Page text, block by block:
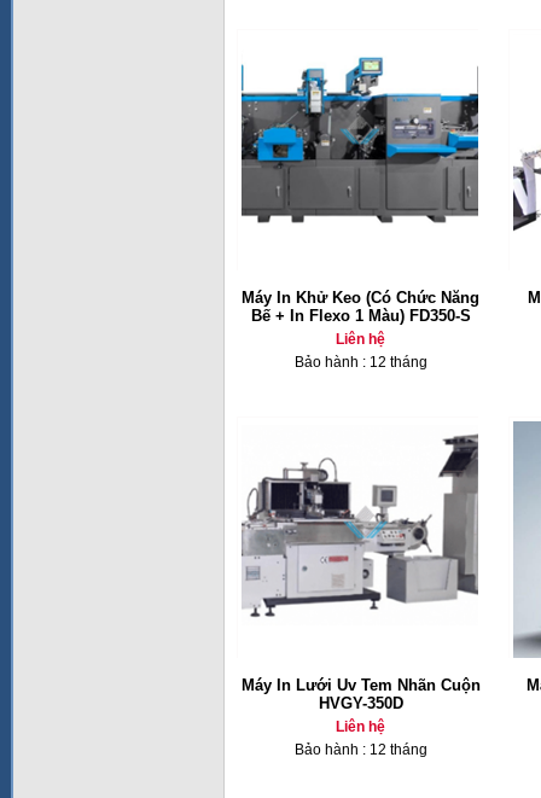
Máy In Khử Keo (Có Chức Năng
Bế + In Flexo 1 Màu) FD350-S
Liên hệ
Bảo hành : 12 tháng
Máy In Lưới Uv Tem Nhãn Cuộn
HVGY-350D
Liên hệ
Bảo hành : 12 tháng